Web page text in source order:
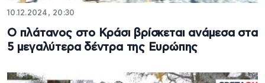
10.12.2024, 20:30
Ο πλάτανος στο Κράσι βρίσκεται ανάμεσα στα
5 μεγαλύτερα δέντρα της Ευρώπης